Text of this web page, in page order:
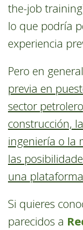
the-job
lo que podría
experiencia
Pero en
previa en
sector
construcción,
ingeniería o la
las
una
Si quieres
parecidos a